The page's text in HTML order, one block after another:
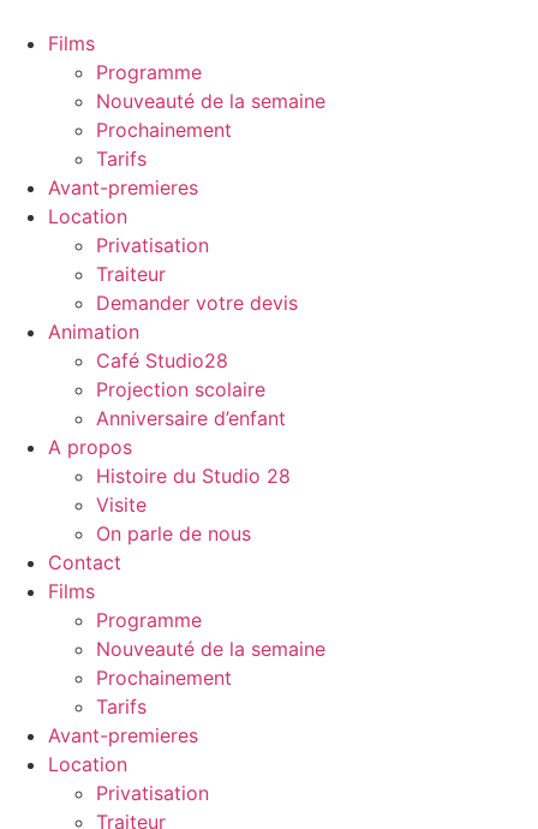
Films
Programme
Nouveauté de la semaine
Prochainement
Tarifs
Avant-premieres
Location
Privatisation
Traiteur
Demander votre devis
Animation
Café Studio28
Projection scolaire
Anniversaire d’enfant
A propos
Histoire du Studio 28
Visite
On parle de nous
Contact
Films
Programme
Nouveauté de la semaine
Prochainement
Tarifs
Avant-premieres
Location
Privatisation
Traiteur